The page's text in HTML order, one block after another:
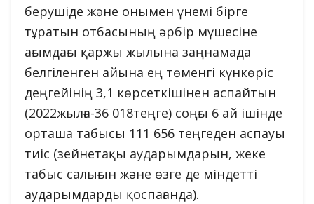
берушіде және онымен үнемі бірге
тұратын отбасының әрбір мүшесіне
ағымдағы қаржы жылына заңнамада
белгіленген айына ең төменгі күнкөріс
деңгейінің 3,1 көрсеткішінен аспайтын
(2022жылға-36 018теңге) соңғы 6 ай ішінде
орташа табысы 111 656 теңгеден аспауы
тиіс (зейнетақы аударымдарын, жеке
табыс салығын және өзге де міндетті
аударымдарды қоспағанда).